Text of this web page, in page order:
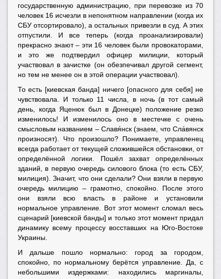
государственную администрацию, при перевозке из 70
человек 16 исчезли в непонятном направлении (когда их
СБУ отсортировало), а остальных привезли в суд. А этих
отпустили. И все теперь (когда проанализировали)
прекрасно знают – эти 16 человек были провокаторами,
и это же подтвердил офицер милиции, который
участвовал в зачистке (он обезпечивал другой сегмент,
но тем не менее он в этой операции участвовал).
То есть [киевская банда] ничего [опасного для себя] не
чувствовала. И только 11 числа, в ночь (в тот самый
день, когда Яценюк был в Донецке) положение резко
изменилось! И изменилось оно в местечке с очень
смысловым названием – Славя́нск (знаем, что Сла́вянск
произносят). Что произошло? Понимаете, управленец
всегда работает от текущей сложившейся обстановки, от
определённой логики. Пошёл захват определённых
зданий, в первую очередь силового блока (то есть СБУ,
милиция). Значит, что они сделали? Они взяли в первую
очередь милицию – грамотно, спокойно. После этого
они взяли всю власть в районе и установили
нормальное управление. Вот этот момент сломал весь
сценарий [киевской банды] и только этот момент придал
динамику всему процессу восставших на Юго-Востоке
Украины.
И дальше пошло нормально: город за городом,
спокойно, по нормальному берётся управление. Да, с
небольшими издержками: находились маргиналы,